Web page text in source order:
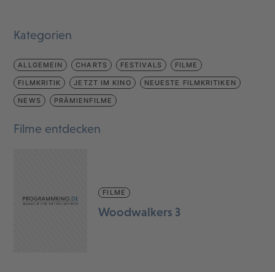
Kategorien
ALLGEMEIN CHARTS FESTIVALS FILME
FILMKRITIK JETZT IM KINO NEUESTE FILMKRITIKEN
NEWS PRÄMIENFILME
Filme entdecken
FILME
Woodwalkers 3